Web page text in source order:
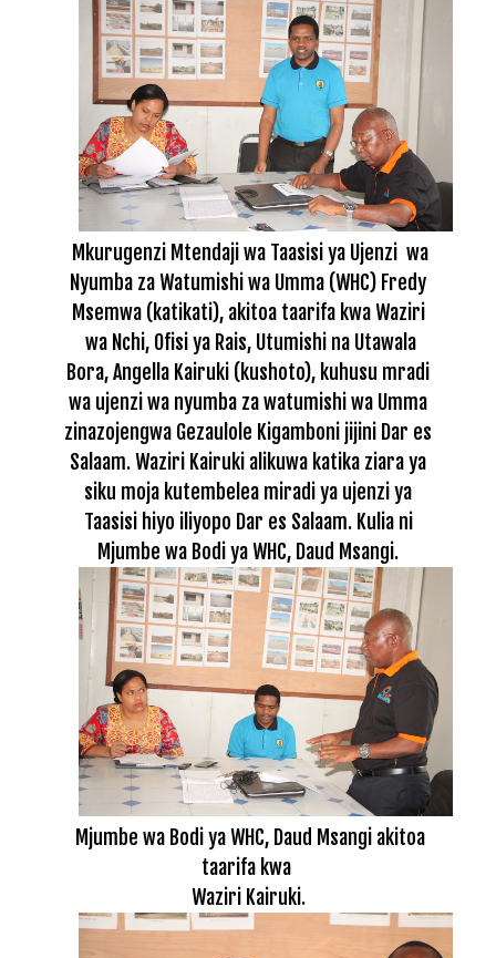
Mkurugenzi Mtendaji wa Taasisi ya Ujenzi wa
Nyumba za Watumishi wa Umma (WHC) Fredy
Msemwa (katikati), akitoa taarifa kwa Waziri
wa Nchi, Ofisi ya Rais, Utumishi na Utawala
Bora, Angella Kairuki (kushoto), kuhusu mradi
wa ujenzi wa nyumba za watumishi wa Umma
zinazojengwa Gezaulole Kigamboni jijini Dar es
Salaam. Waziri Kairuki alikuwa katika ziara ya
siku moja kutembelea miradi ya ujenzi ya
Taasisi hiyo iliyopo Dar es Salaam. Kulia ni
Mjumbe wa Bodi ya WHC, Daud Msangi.
Mjumbe wa Bodi ya WHC, Daud Msangi akitoa
taarifa kwa
Waziri Kairuki.